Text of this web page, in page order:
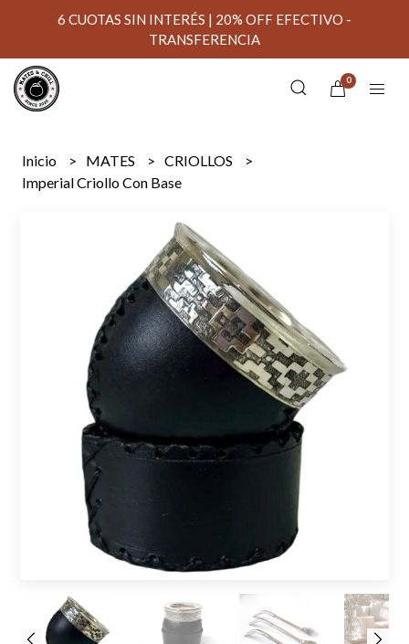
6 CUOTAS SIN INTERÉS | 20% OFF EFECTIVO -
TRANSFERENCIA
0
Inicio MATES
CRIOLLOS
Imperial Criollo Con Base